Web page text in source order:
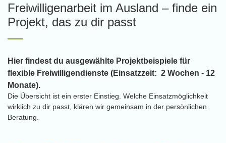
Freiwilligenarbeit im Ausland – finde ein
Projekt, das zu dir passt
Hier findest du ausgewählte Projektbeispiele für
flexible Freiwilligendienste (Einsatzzeit: 2 Wochen - 12
Monate).
Die Übersicht ist ein erster Einstieg. Welche Einsatzmöglichkeit
wirklich zu dir passt, klären wir gemeinsam in der persönlichen
Beratung.